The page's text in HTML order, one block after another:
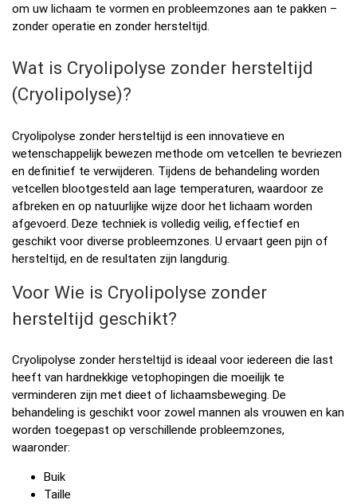
om uw lichaam te vormen en probleemzones aan te pakken –
zonder operatie en zonder hersteltijd.
Wat is Cryolipolyse zonder hersteltijd
(Cryolipolyse)?
Cryolipolyse zonder hersteltijd is een innovatieve en
wetenschappelijk bewezen methode om vetcellen te bevriezen
en definitief te verwijderen. Tijdens de behandeling worden
vetcellen blootgesteld aan lage temperaturen, waardoor ze
afbreken en op natuurlijke wijze door het lichaam worden
afgevoerd. Deze techniek is volledig veilig, effectief en
geschikt voor diverse probleemzones. U ervaart geen pijn of
hersteltijd, en de resultaten zijn langdurig.
Voor Wie is Cryolipolyse zonder
hersteltijd geschikt?
Cryolipolyse zonder hersteltijd is ideaal voor iedereen die last
heeft van hardnekkige vetophopingen die moeilijk te
verminderen zijn met dieet of lichaamsbeweging. De
behandeling is geschikt voor zowel mannen als vrouwen en kan
worden toegepast op verschillende probleemzones,
waaronder:
Buik
Taille